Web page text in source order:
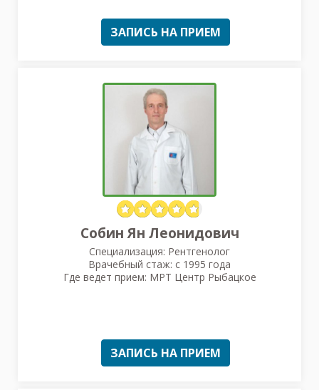
ЗАПИСЬ НА ПРИЕМ
Собин Ян Леонидович
Специализация: Рентгенолог
Врачебный стаж: с 1995 года
Где ведет прием: МРТ Центр Рыбацкое
ЗАПИСЬ НА ПРИЕМ